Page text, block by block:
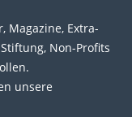
Magazine, Extra-
Non-Profits
unsere